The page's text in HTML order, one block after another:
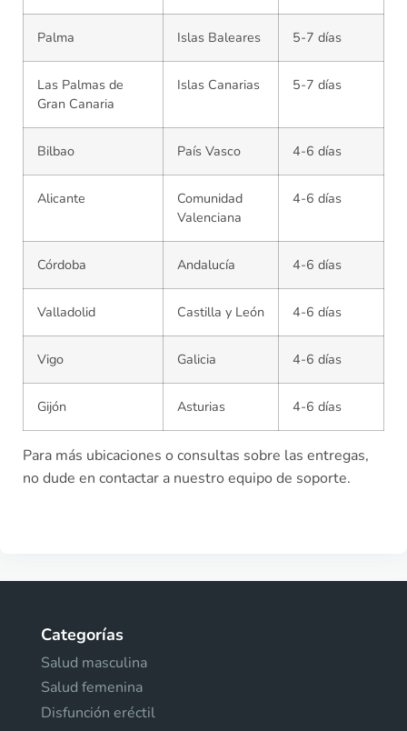
Palma Islas Baleares 5-7 días
Las Palmas de
Gran Canaria
Islas Canarias 5-7 días
Bilbao País Vasco 4-6 días
Alicante
Comunidad
Valenciana
4-6 días
Córdoba Andalucía 4-6 días
Valladolid Castilla y León 4-6 días
Vigo Galicia 4-6 días
Gijón Asturias 4-6 días
Para más ubicaciones o consultas sobre las entregas,
no dude en contactar a nuestro equipo de soporte.
Categorías
Salud masculina
Salud femenina
Disfunción eréctil